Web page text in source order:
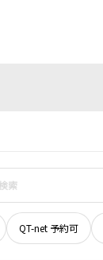
QT-net 予約可